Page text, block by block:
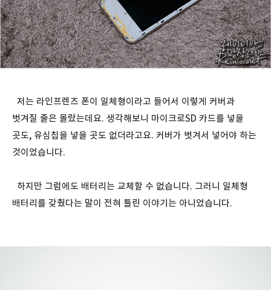
저는 라인프렌즈 폰이 일체형이라고 들어서 이렇게 커버과
벗겨질 줄은 몰랐는데요. 생각해보니 마이크로SD 카드를 넣을
곳도, 유심칩을 넣을 곳도 없더라고요. 커버가 벗겨서 넣어야 하는
것이었습니다.
하지만 그럼에도 배터리는 교체할 수 없습니다. 그러니 일체형
배터리를 갖췄다는 말이 전혀 틀린 이야기는 아니었습니다.